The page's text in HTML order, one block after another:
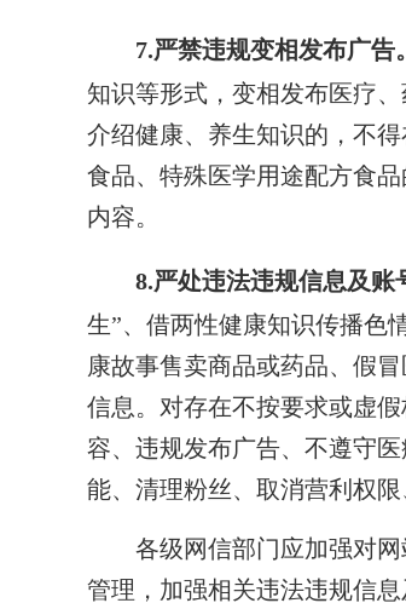
7.严禁违规变相发布广告。
知识等形式，变相发布医疗
介绍健康、养生知识的，不
食品、特殊医学用途配方食
内容。
8.严处违法违规信息及账
生”、借两性健康知识传播色
康故事售卖商品或药品、假
信息。对存在不按要求或虚
容、违规发布广告、不遵守
能、清理粉丝、取消营利权限
各级网信部门应加强对网
管理，加强相关违法违规信